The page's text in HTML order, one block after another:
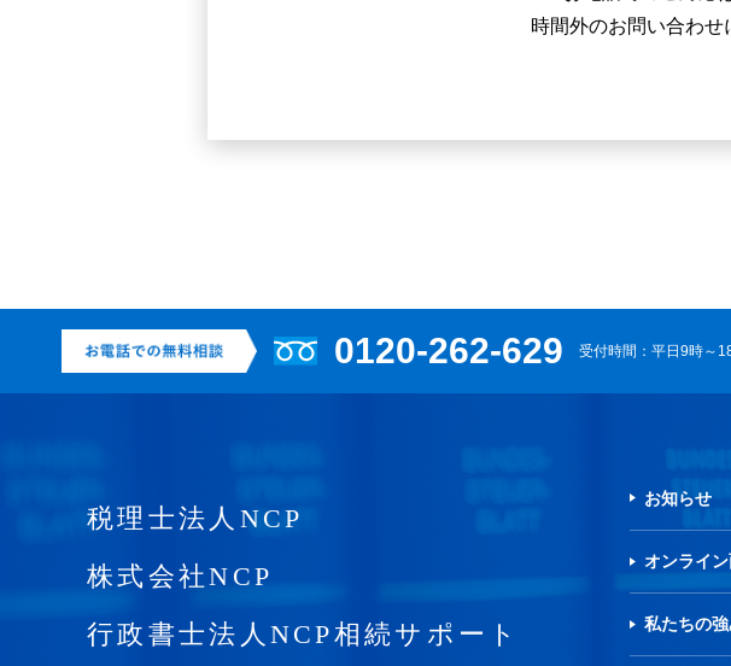
時間外のお問い合わせ
0120-262-629 受付時間：平日9時～
税理士法人NCP
株式会社NCP
行政書士法人NCP相続サポート
お知らせ
オンライ
私たちの